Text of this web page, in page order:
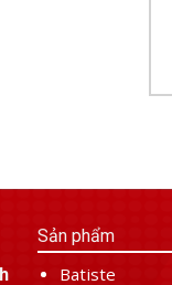
Sản phẩm
Batiste